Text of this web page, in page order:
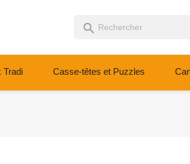
search
Tradi Casse-têtes et Puzzles